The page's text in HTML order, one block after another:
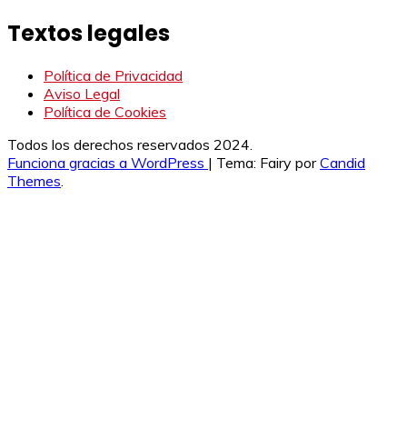
Textos legales
Política de Privacidad
Aviso Legal
Política de Cookies
Todos los derechos reservados 2024.
Funciona gracias a WordPress | Tema: Fairy porCandid
Themes.